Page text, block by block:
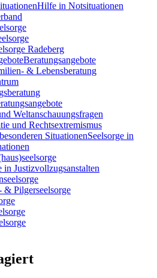
Hilfe in Notsituationen
Radeberg
Beratungsangebote
& Lebensberatung
Weltanschauungsfragen
und Rechtsextremismus
Seelsorge in
in Justizvollzugsanstalten
& Pilgerseelsorge